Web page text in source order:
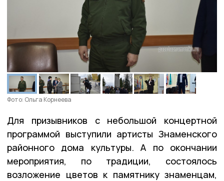
Фото: Ольга Корнеева
Для призывников с небольшой концертной
программой выступили артисты Знаменского
районного дома культуры. А по окончании
мероприятия, по традиции, состоялось
возложение цветов к памятнику знаменцам,